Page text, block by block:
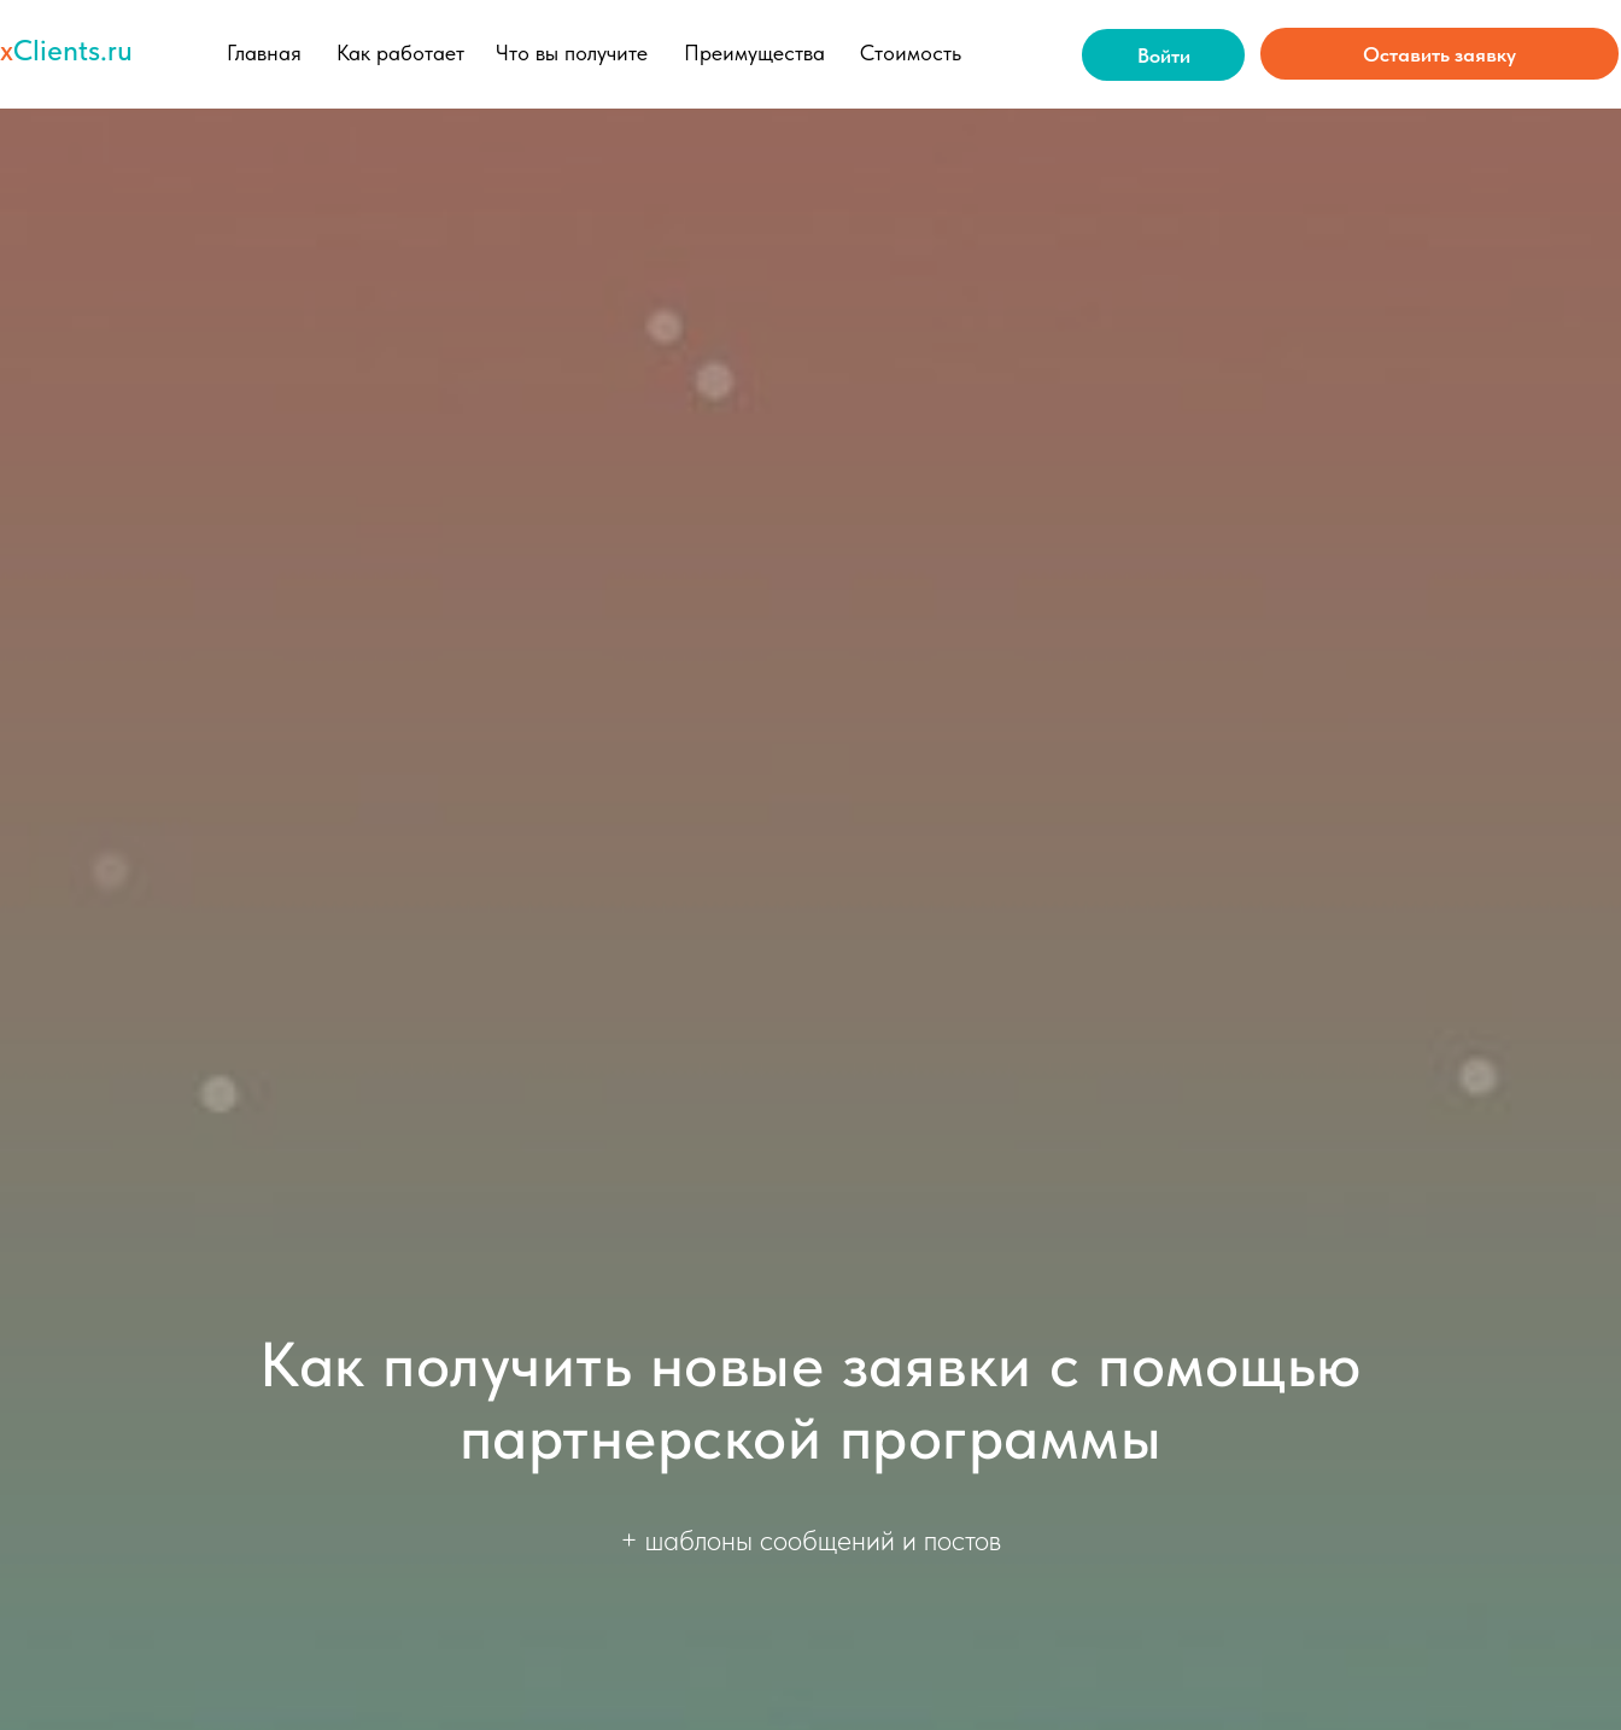
Оставить заявку
xClients.ru Главная Как работает Что вы получите Преимущества Стоимость Войти
Как получить новые заявки с помощью
партнерской программы
+ шаблоны сообщений и постов